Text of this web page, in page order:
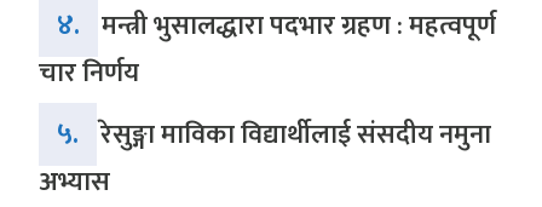
४. मन्त्री भुसालद्धारा पदभार ग्रहण : महत्वपूर्ण
चार निर्णय
५. रेसुङ्गा माविका विद्यार्थीलाई संसदीय नमुना
अभ्यास